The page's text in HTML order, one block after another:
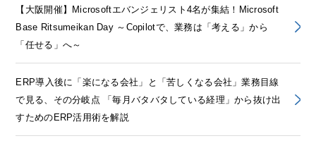
【大阪開催】Microsoftエバンジェリスト4名が集結！Microsoft
Base Ritsumeikan Day ～Copilotで、業務は「考える」から
「任せる」へ～
ERP導入後に「楽になる会社」と「苦しくなる会社」業務目線
で見る、その分岐点 「毎月バタバタしている経理」から抜け出
すためのERP活用術を解説